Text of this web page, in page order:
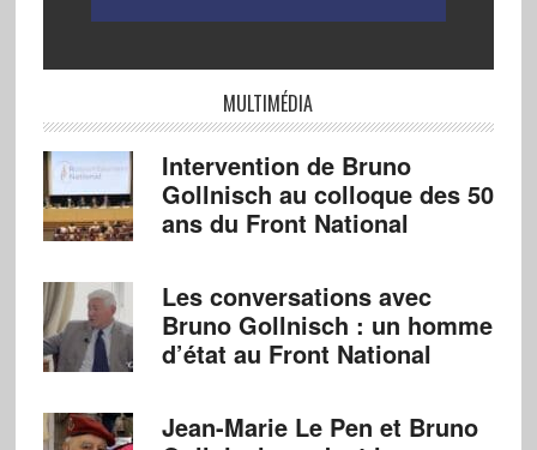
MULTIMÉDIA
Intervention de Bruno
Gollnisch au colloque des 50
ans du Front National
Les conversations avec
Bruno Gollnisch : un homme
d’état au Front National
Jean-Marie Le Pen et Bruno